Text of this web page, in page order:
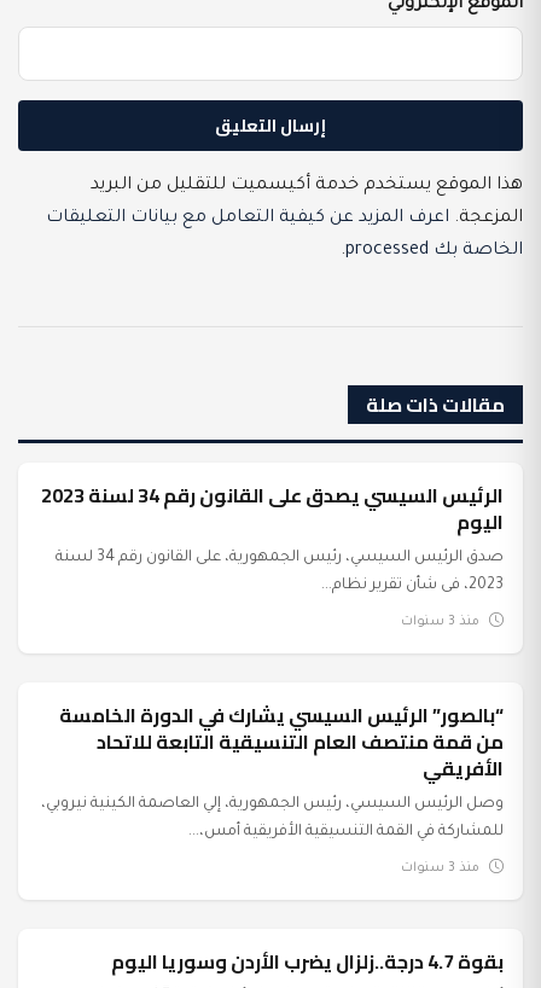
الموقع الإلكتروني
هذا الموقع يستخدم خدمة أكيسميت للتقليل من البريد
المزعجة. اعرف المزيد عن كيفية التعامل مع بيانات التعليقات
الخاصة بك processed
.
مقالات ذات صلة
عرب وعالم الرئيس السيسي يصدق على القانون رقم 34 لسنة 2023
اليوم
صدق الرئيس السيسي، رئيس الجمهورية، على القانون رقم 34 لسنة
2023، فى شأن تقرير نظام...
منذ 3 سنوات
السياسة
“بالصور” الرئيس السيسي يشارك في الدورة الخامسة
من قمة منتصف العام التنسيقية التابعة للاتحاد
الأفريقي
وصل الرئيس السيسي، رئيس الجمهورية، إلي العاصمة الكينية نيروبي،
للمشاركة في القمة التنسيقية الأفريقية أمس،...
منذ 3 سنوات
عرب وعالم
بقوة 4.7 درجة..زلزال يضرب الأردن وسوريا اليوم